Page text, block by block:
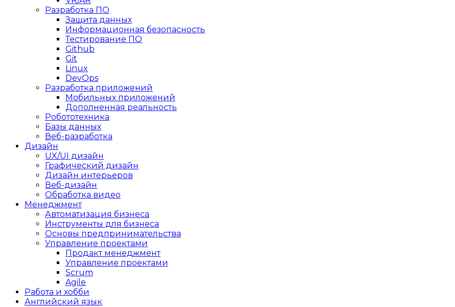
Разработка ПО
Защита данных
Информационная безопасность
Тестирование ПО
Github
Git
Linux
DevOps
Разработка приложений
Мобильных приложений
Дополненная реальность
Робототехника
Базы данных
Веб-разработка
Дизайн
UX/UI дизайн
Графический дизайн
Дизайн интерьеров
Веб-дизайн
Обработка видео
Менеджмент
Автоматизация бизнеса
Инструменты для бизнеса
Основы предпринимательства
Управление проектами
Продакт менеджмент
Управление проектами
Scrum
Agile
Работа и хобби
Английский язык